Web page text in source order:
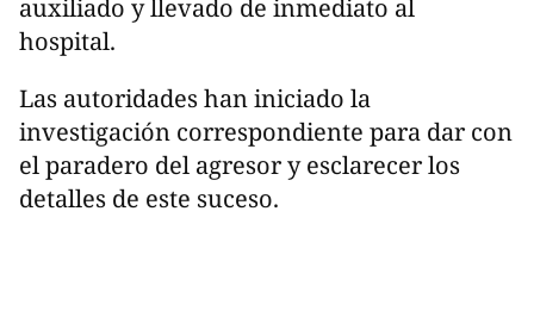
auxiliado y llevado de inmediato al
hospital.
Las autoridades han iniciado la
investigación correspondiente para dar con
el paradero del agresor y esclarecer los
detalles de este suceso.